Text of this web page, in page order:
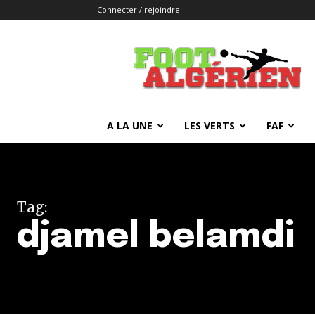
Connecter / rejoindre
FOOTALGERIEN
A LA UNE LES VERTS FAF
Tag:
djamel belamdi